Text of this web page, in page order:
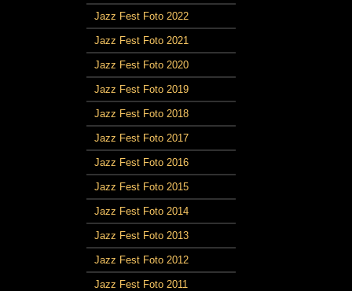
Jazz Fest Foto 2022
Jazz Fest Foto 2021
Jazz Fest Foto 2020
Jazz Fest Foto 2019
Jazz Fest Foto 2018
Jazz Fest Foto 2017
Jazz Fest Foto 2016
Jazz Fest Foto 2015
Jazz Fest Foto 2014
Jazz Fest Foto 2013
Jazz Fest Foto 2012
Jazz Fest Foto 2011